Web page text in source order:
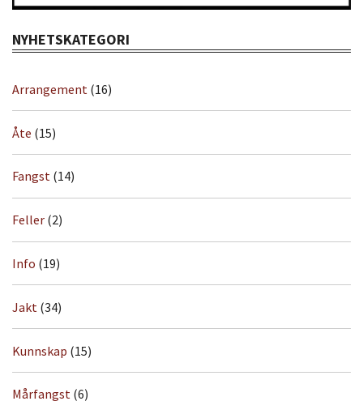
NYHETSKATEGORI
Arrangement (16)
Åte (15)
Fangst (14)
Feller (2)
Info (19)
Jakt (34)
Kunnskap (15)
Mårfangst (6)